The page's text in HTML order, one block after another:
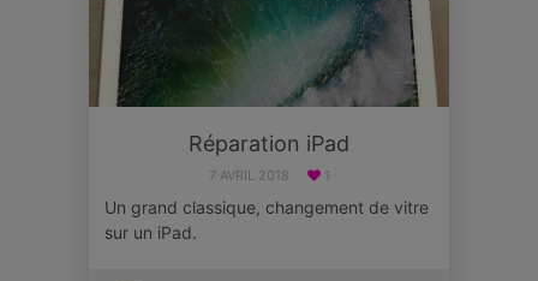
Réparation iPad
7 AVRIL 2018 1
Un grand classique, changement de vitre
sur un iPad.